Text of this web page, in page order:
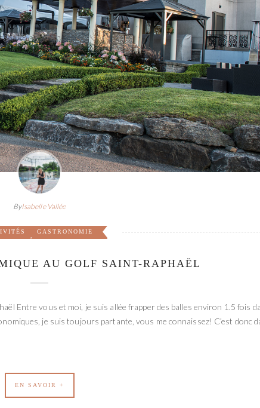
ByIsabelle Vallée
GASTRONOMIE
AU GOLF SAINT-RAPHAËL
Entre vous et moi, je suis allée frapper des balles environ 1.5 fois
je suis toujours partante, vous me connaissez! C’est donc
EN SAVOIR +